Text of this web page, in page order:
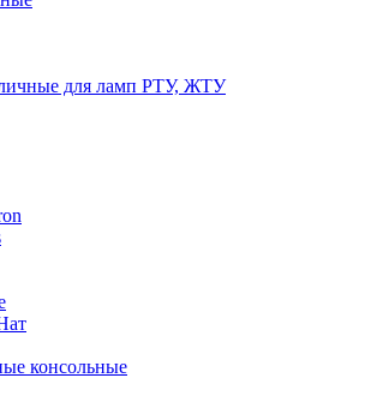
для ламп РТУ, ЖТУ
консольные